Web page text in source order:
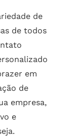
de
de todos
em
de
empresa,
e